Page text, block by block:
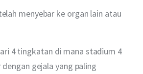
menyebar ke organ lain atau
4 tingkatan di mana stadium 4
gejala yang paling